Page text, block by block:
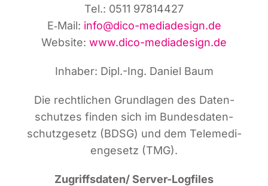
Tel.: 0511 97814427
E‑Mail: info@dico-mediadesign.de
Web­site: www.dico-mediadesign.de
Inha­ber: Dipl.-Ing. Dani­el Baum
Die recht­li­chen Grund­la­gen des Daten­
schut­zes fin­den sich im Bun­des­da­ten­
schutz­ge­setz (BDSG) und dem Tele­me­di­
en­ge­setz (TMG).
Zugriffsdaten/ Ser­ver-Log­files